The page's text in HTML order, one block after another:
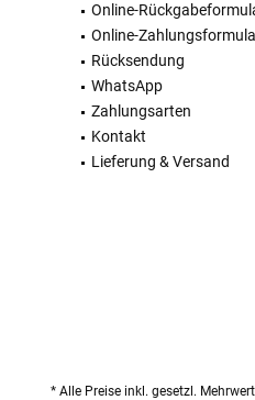
Online-
Online-
Rücksendung
WhatsApp
Zahlungsarten
Kontakt
Lieferung & Versand
* Alle Preise inkl. gesetzl.